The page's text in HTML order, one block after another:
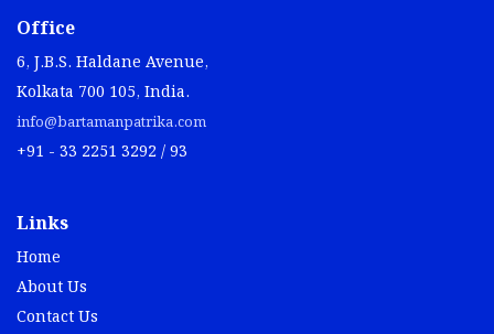
Office
6, J.B.S. Haldane Avenue,
Kolkata 700 105, India.
info@bartamanpatrika.com
+91 - 33 2251 3292 / 93
Links
Home
About Us
Contact Us